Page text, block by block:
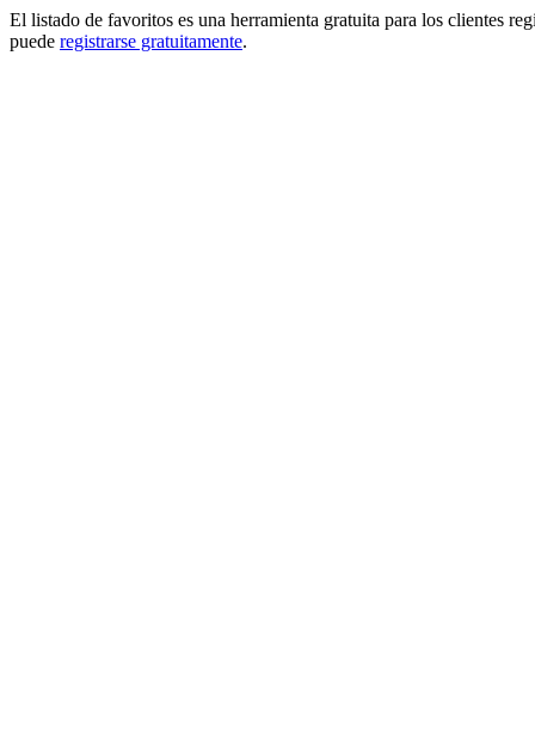
El listado de favoritos es una herramienta gratuita para los clientes
puede registrarse gratuitamente.